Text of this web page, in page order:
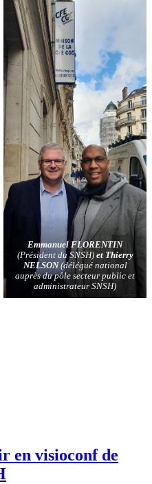
Emmanuel FLORENTIN
(Président du SNSH)et Thierry
NELSON(délégué national
auprès du pôle secteur public et
administrateur SNSH)
en visioconf de